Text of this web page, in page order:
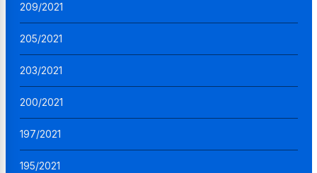
209/2021
205/2021
203/2021
200/2021
197/2021
195/2021